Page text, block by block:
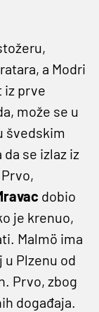
a Modri
iz prve
može se u
švedskim
se izlaz iz
dobio
je krenuo,
Malmö ima
u Plzenu od
Prvo, zbog
događaja.